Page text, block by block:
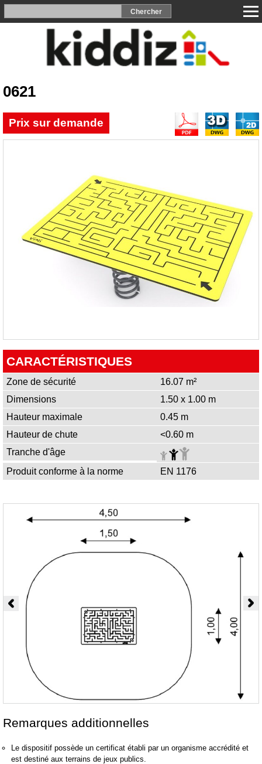
0621
Prix sur demande
CARACTÉRISTIQUES
Zone de sécurité
16.07 m²
Dimensions
1.50 x 1.00 m
Hauteur maximale
0.45 m
Hauteur de chute
<0.60 m
Tranche d'âge
Produit conforme à la norme
EN 1176
Remarques additionnelles
Le dispositif possède un certificat établi par un organisme accrédité et
est destiné aux terrains de jeux publics.